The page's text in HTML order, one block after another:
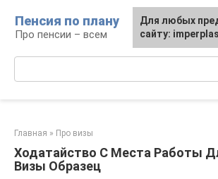
контенту
Пенсия по плану
Про пенсии – всем
Главная » Про визы
Ходатайство С Места Работы
Визы Образец
Для любых
сайту: